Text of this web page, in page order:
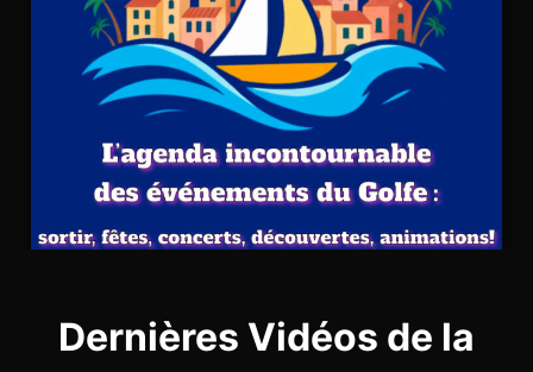
Dernières Vidéos de la